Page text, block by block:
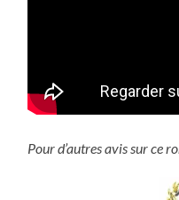
Pour d’autres avis sur ce